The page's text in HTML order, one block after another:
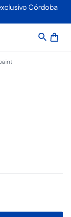
Córdoba